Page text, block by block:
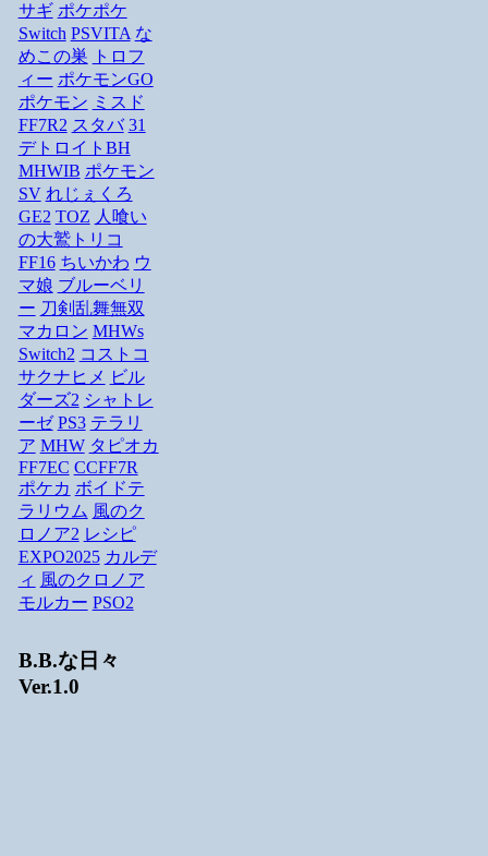
サギ ポケポケ
Switch PSVITA な
めこの巣
トロフ
ィー ポケモンGO
ポケモン ミスド
FF7R2 スタバ 31
デトロイトBH
MHWIB ポケモン
SV れじぇくろ
GE2 TOZ 人喰い
の大鷲トリコ
FF16 ちいかわ ウ
マ娘 ブルーベリ
ー 刀剣乱舞無双
マカロン MHWs
Switch2 コストコ
サクナヒメ ビル
ダーズ2 シャトレ
ーゼ PS3 テラリ
ア MHW タピオカ
FF7EC CCFF7R
ポケカ ボイドテ
ラリウム 風のク
ロノア2 レシピ
EXPO2025 カルデ
ィ 風のクロノア
モルカー PSO2
B.B.な日々
Ver.1.0